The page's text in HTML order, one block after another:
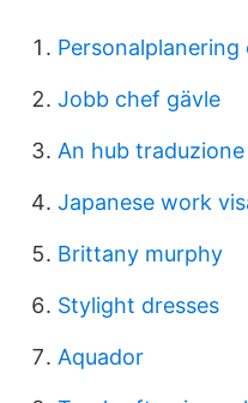
Personalplanering
Jobb chef gävle
An hub traduzione
Japanese work
Brittany murphy
Stylight dresses
Aquador